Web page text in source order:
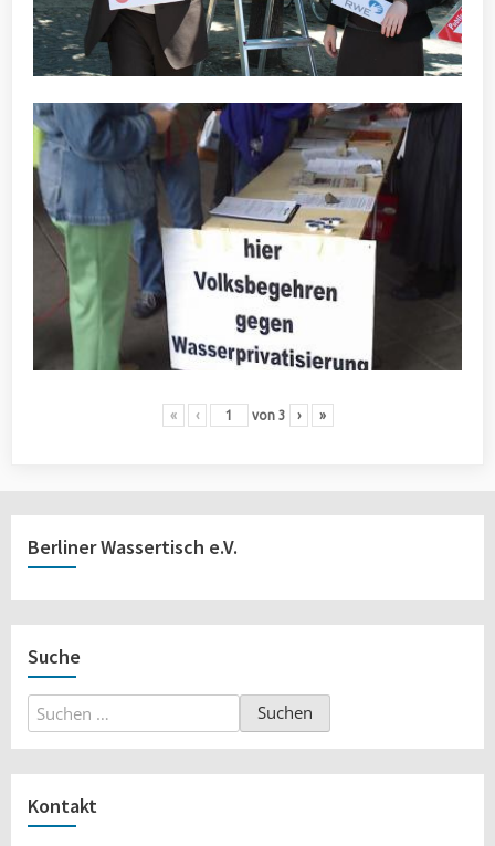
« ‹ von 3 › »
Berliner Wassertisch e.V.
Suche
Suchen
nach:
Kontakt